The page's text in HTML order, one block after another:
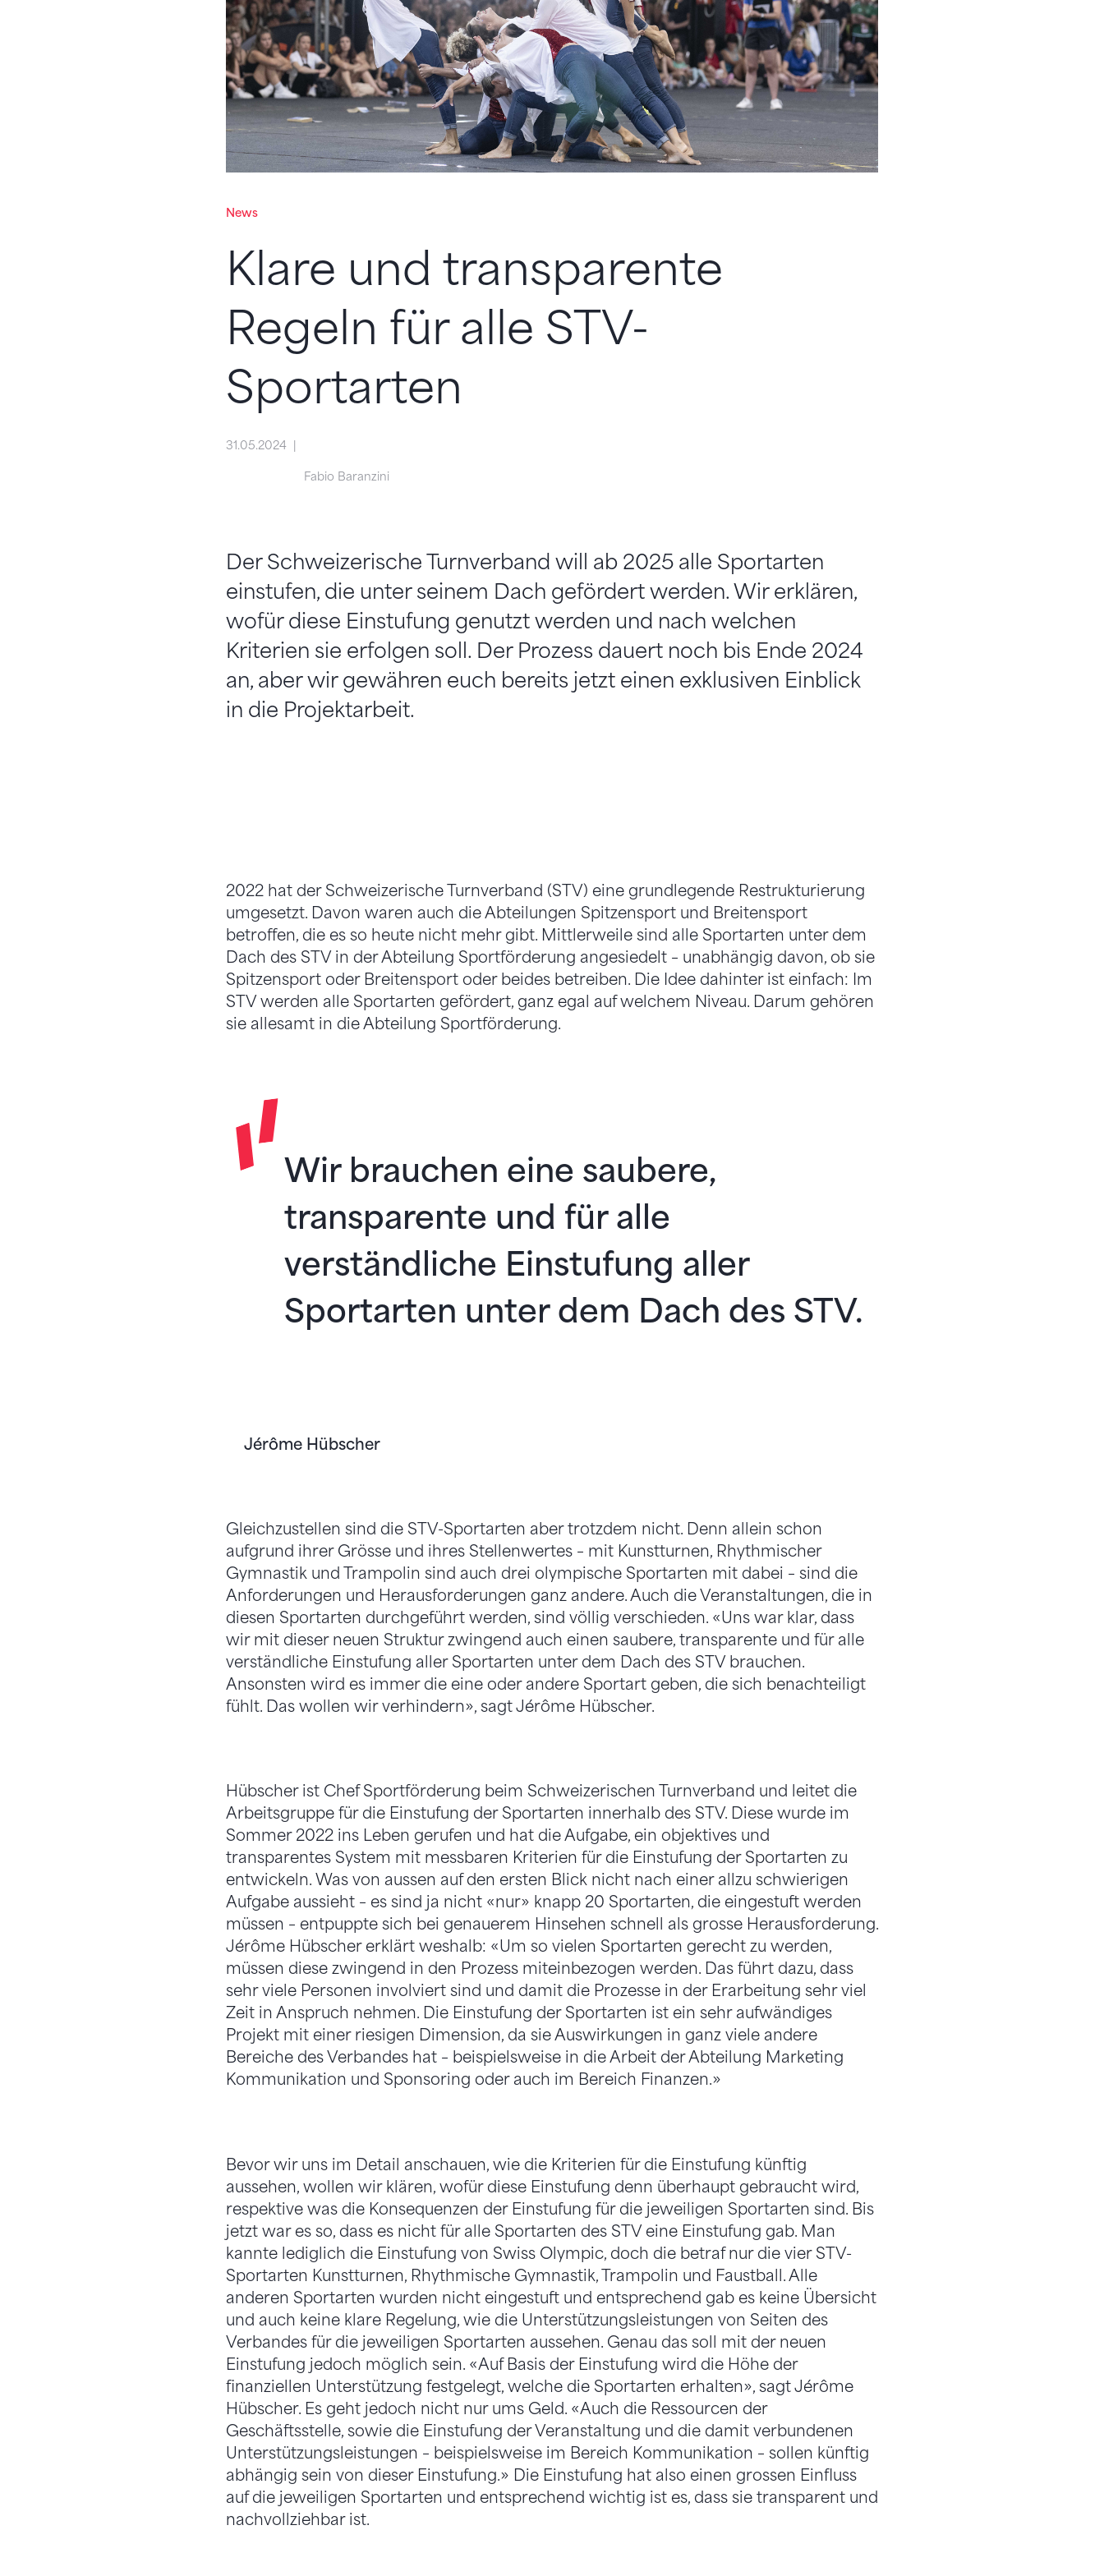
News
Klare und transparente
Regeln für alle STV-
Sportarten
31.05.2024
Fabio Baranzini
Der Schweizerische Turnverband will ab 2025 alle Sportarten
einstufen, die unter seinem Dach gefördert werden. Wir erklären,
wofür diese Einstufung genutzt werden und nach welchen
Kriterien sie erfolgen soll. Der Prozess dauert noch bis Ende 2024
an, aber wir gewähren euch bereits jetzt einen exklusiven Einblick
in die Projektarbeit.
2022 hat der Schweizerische Turnverband (STV) eine grundlegende Restrukturierung
umgesetzt. Davon waren auch die Abteilungen Spitzensport und Breitensport
betroffen, die es so heute nicht mehr gibt. Mittlerweile sind alle Sportarten unter dem
Dach des STV in der Abteilung Sportförderung angesiedelt – unabhängig davon, ob sie
Spitzensport oder Breitensport oder beides betreiben. Die Idee dahinter ist einfach: Im
STV werden alle Sportarten gefördert, ganz egal auf welchem Niveau. Darum gehören
sie allesamt in die Abteilung Sportförderung.
Jérôme Hübscher
Wir brauchen eine saubere,
transparente und für alle
verständliche Einstufung aller
Sportarten unter dem Dach des STV.
Gleichzustellen sind die STV-Sportarten aber trotzdem nicht. Denn allein schon
aufgrund ihrer Grösse und ihres Stellenwertes – mit Kunstturnen, Rhythmischer
Gymnastik und Trampolin sind auch drei olympische Sportarten mit dabei – sind die
Anforderungen und Herausforderungen ganz andere. Auch die Veranstaltungen, die in
diesen Sportarten durchgeführt werden, sind völlig verschieden. «Uns war klar, dass
wir mit dieser neuen Struktur zwingend auch einen saubere, transparente und für alle
verständliche Einstufung aller Sportarten unter dem Dach des STV brauchen.
Ansonsten wird es immer die eine oder andere Sportart geben, die sich benachteiligt
fühlt. Das wollen wir verhindern», sagt Jérôme Hübscher.
Hübscher ist Chef Sportförderung beim Schweizerischen Turnverband und leitet die
Arbeitsgruppe für die Einstufung der Sportarten innerhalb des STV. Diese wurde im
Sommer 2022 ins Leben gerufen und hat die Aufgabe, ein objektives und
transparentes System mit messbaren Kriterien für die Einstufung der Sportarten zu
entwickeln. Was von aussen auf den ersten Blick nicht nach einer allzu schwierigen
Aufgabe aussieht – es sind ja nicht «nur» knapp 20 Sportarten, die eingestuft werden
müssen – entpuppte sich bei genauerem Hinsehen schnell als grosse Herausforderung.
Jérôme Hübscher erklärt weshalb: «Um so vielen Sportarten gerecht zu werden,
müssen diese zwingend in den Prozess miteinbezogen werden. Das führt dazu, dass
sehr viele Personen involviert sind und damit die Prozesse in der Erarbeitung sehr viel
Zeit in Anspruch nehmen. Die Einstufung der Sportarten ist ein sehr aufwändiges
Projekt mit einer riesigen Dimension, da sie Auswirkungen in ganz viele andere
Bereiche des Verbandes hat – beispielsweise in die Arbeit der Abteilung Marketing
Kommunikation und Sponsoring oder auch im Bereich Finanzen.»
Bevor wir uns im Detail anschauen, wie die Kriterien für die Einstufung künftig
aussehen, wollen wir klären, wofür diese Einstufung denn überhaupt gebraucht wird,
respektive was die Konsequenzen der Einstufung für die jeweiligen Sportarten sind. Bis
jetzt war es so, dass es nicht für alle Sportarten des STV eine Einstufung gab. Man
kannte lediglich die Einstufung von Swiss Olympic, doch die betraf nur die vier STV-
Sportarten Kunstturnen, Rhythmische Gymnastik, Trampolin und Faustball. Alle
anderen Sportarten wurden nicht eingestuft und entsprechend gab es keine Übersicht
und auch keine klare Regelung, wie die Unterstützungsleistungen von Seiten des
Verbandes für die jeweiligen Sportarten aussehen. Genau das soll mit der neuen
Einstufung jedoch möglich sein. «Auf Basis der Einstufung wird die Höhe der
finanziellen Unterstützung festgelegt, welche die Sportarten erhalten», sagt Jérôme
Hübscher. Es geht jedoch nicht nur ums Geld. «Auch die Ressourcen der
Geschäftsstelle, sowie die Einstufung der Veranstaltung und die damit verbundenen
Unterstützungsleistungen – beispielsweise im Bereich Kommunikation – sollen künftig
abhängig sein von dieser Einstufung.» Die Einstufung hat also einen grossen Einfluss
auf die jeweiligen Sportarten und entsprechend wichtig ist es, dass sie transparent und
nachvollziehbar ist.